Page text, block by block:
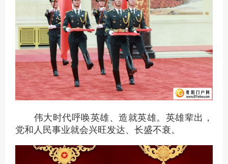
伟大时代呼唤英雄、造就英雄。英雄辈出，
党和人民事业就会兴旺发达、长盛不衰。